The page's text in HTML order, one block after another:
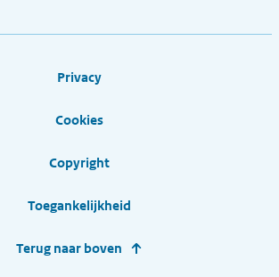
Privacy
Cookies
Copyright
Toegankelijkheid
Terug naar boven